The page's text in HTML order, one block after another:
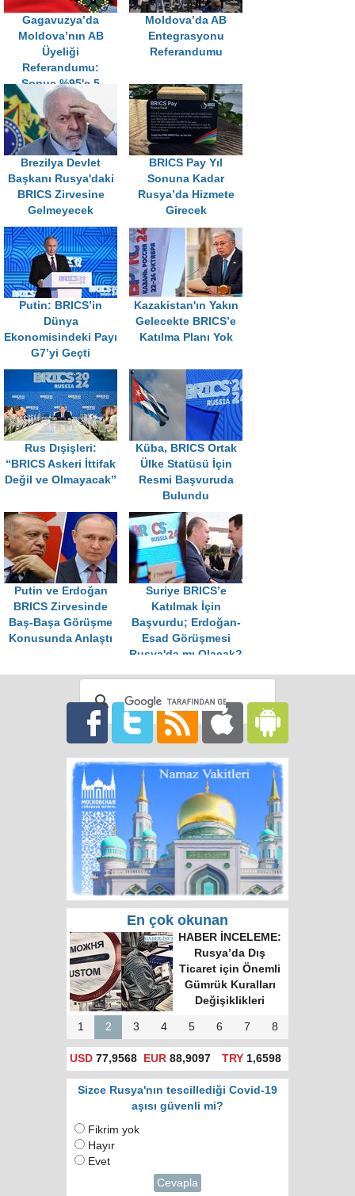
Gagavuzya’da
Moldova’nın AB
Üyeliği
Referandumu:
Sonuç %95'e 5
Moldova’da AB
Entegrasyonu
Referandumu
Brezilya Devlet
Başkanı Rusya'daki
BRICS Zirvesine
Gelmeyecek
BRICS Pay Yıl
Sonuna Kadar
Rusya’da Hizmete
Girecek
Putin: BRICS’in
Dünya
Ekonomisindeki Payı
G7’yi Geçti
Kazakistan'ın Yakın
Gelecekte BRICS’e
Katılma Planı Yok
Rus Dışişleri:
“BRICS Askeri İttifak
Değil ve Olmayacak”
Küba, BRICS Ortak
Ülke Statüsü İçin
Resmi Başvuruda
Bulundu
Putin ve Erdoğan
BRICS Zirvesinde
Baş-Başa Görüşme
Konusunda Anlaştı
Suriye BRICS’e
Katılmak İçin
Başvurdu; Erdoğan-
Esad Görüşmesi
Rusya'da mı Olacak?
En çok okunan
Rusya'da hatalı celp
için itiraz e-devlet
(gosuslugi)
üzerinden
yapılacak!
1 2 3 4 5 6 7 8
USD 77,9568 EUR 88,9097 TRY1,6598
Sizce Rusya'nın tescillediği Covid-19
aşısı güvenli mi?
Fikrim yok
Hayır
Evet
Cevapla